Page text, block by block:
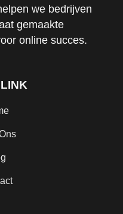
we bedrijven
gemaakte
online succes.